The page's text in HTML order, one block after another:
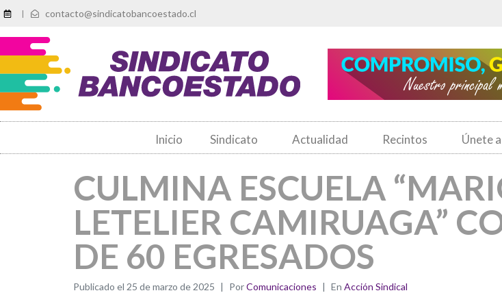
| contacto@sindicatobancoestado.cl
Inicio Sindicato Actualidad Recintos Únete
CULMINA ESCUELA
LETELIER CAMIRUAGA”
DE 60 EGRESADOS
Publicado el 25 de marzo de 2025 PorComunicaciones En Acción Sindical